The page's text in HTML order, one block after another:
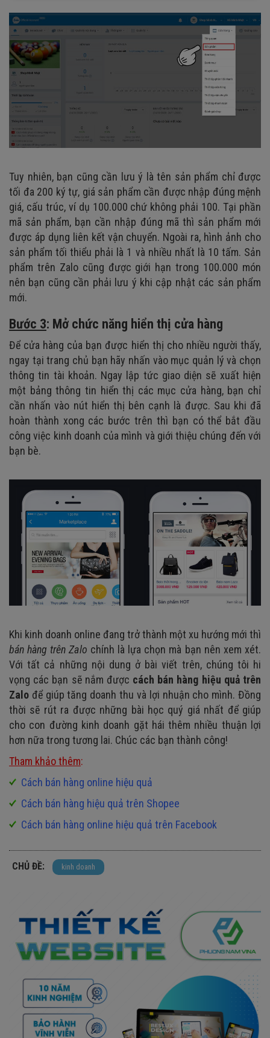
Tuy nhiên, bạn cũng cần lưu ý là tên sản phẩm chỉ được
tối đa 200 ký tự, giá sản phẩm cần được nhập đúng mệnh
giá, cấu trúc, ví dụ 100.000 chứ không phải 100. Tại phần
mã sản phẩm, bạn cần nhập đúng mã thì sản phẩm mới
được áp dụng liên kết vận chuyển. Ngoài ra, hình ảnh cho
sản phẩm tối thiểu phải là 1 và nhiều nhất là 10 tấm. Sản
phẩm trên Zalo cũng được giới hạn trong 100.000 món
nên bạn cũng cần phải lưu ý khi cập nhật các sản phẩm
mới.
Bước 3: Mở chức năng hiển thị cửa hàng
Để cửa hàng của bạn được hiển thị cho nhiều người thấy,
ngay tại trang chủ bạn hãy nhấn vào mục quản lý và chọn
thông tin tài khoản. Ngay lập tức giao diện sẽ xuất hiện
một bảng thông tin hiển thị các mục cửa hàng, bạn chỉ
cần nhấn vào nút hiển thị bên cạnh là được. Sau khi đã
hoàn thành xong các bước trên thì bạn có thể bắt đầu
công việc kinh doanh của mình và giới thiệu chúng đến với
bạn bè.
Khi kinh doanh online đang trở thành một xu hướng mới thì
bán hàng trên Zalo chính là lựa chọn mà bạn nên xem xét.
Với tất cả những nội dung ở bài viết trên, chúng tôi hi
vọng các bạn sẽ nắm được cách bán hàng hiệu quả trên
Zalo để giúp tăng doanh thu và lợi nhuận cho mình. Đồng
thời sẽ rút ra được những bài học quý giá nhất để giúp
cho con đường kinh doanh gặt hái thêm nhiều thuận lợi
hơn nữa trong tương lai. Chúc các bạn thành công!
Tham khảo thêm:
Cách bán hàng online hiệu quả
Cách bán hàng hiệu quả trên Shopee
Cách bán hàng online hiệu quả trên Facebook
CHỦ ĐỀ: kinh doanh